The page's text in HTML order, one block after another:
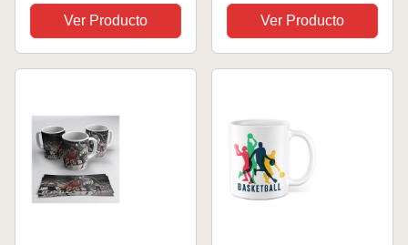
Novedad De
Cerámica,Decoración
De Vacaciones Y
De Vacaciones,...
Ver Producto
(SDTWRN24935)
Ver Producto